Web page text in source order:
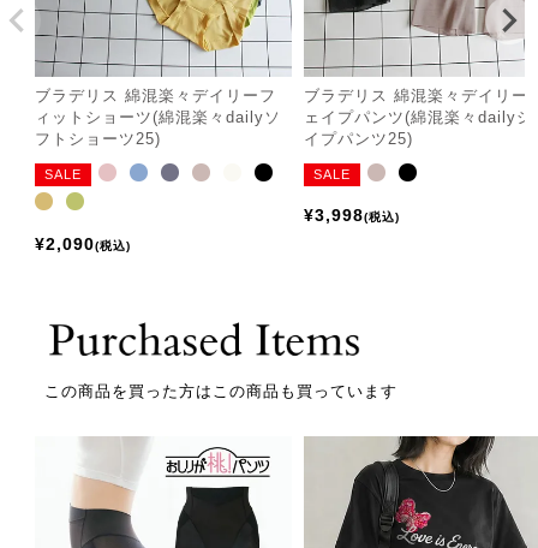
ブラデリス 綿混楽々デイリーフ
ィットショーツ(綿混楽々dailyソ
フトショーツ25)
SALE
¥2,090 税込
ブラデリス 綿混楽々デイリー
ェイプパンツ(綿混楽々dailyシ
イプパンツ25)
SALE
¥3,998 税込
この商品を買った方はこの商品も買っています